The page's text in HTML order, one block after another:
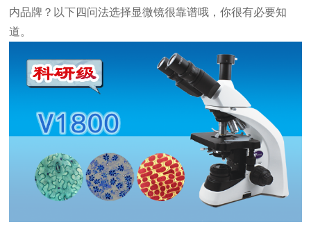
内品牌？以下四问法选择显微镜很靠谱哦 ，你很有必要知
道。